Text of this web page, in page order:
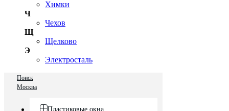
Химки
Ч
Чехов
Щ
Щелково
Э
Электросталь
Поиск
Москва
Пластиковые окна